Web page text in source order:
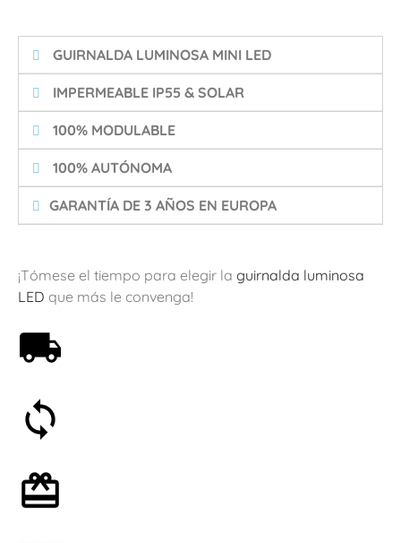
️ GUIRNALDA LUMINOSA MINI LED
️ IMPERMEABLE IP55 & SOLAR
️ 100% MODULABLE
️ 100% AUTÓNOMA
GARANTÍA DE 3 AÑOS EN EUROPA
¡Tómese el tiempo para elegir la guirnalda luminosa
LED que más le convenga!